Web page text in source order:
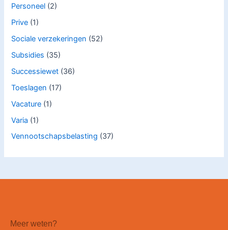
Personeel (2)
Prive (1)
Sociale verzekeringen (52)
Subsidies (35)
Successiewet (36)
Toeslagen (17)
Vacature (1)
Varia (1)
Vennootschapsbelasting (37)
Meer weten?